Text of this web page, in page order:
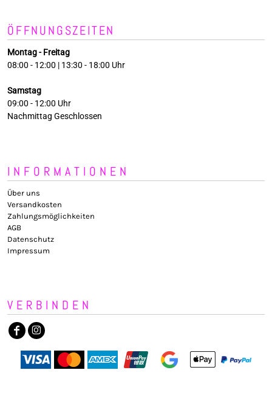
ÖFFNUNGSZEITEN
Montag - Freitag
08:00 - 12:00 | 13:30 - 18:00 Uhr
Samstag
09:00 - 12:00 Uhr
Nachmittag Geschlossen
INFORMATIONEN
Über uns
Versandkosten
Zahlungsmöglichkeiten
AGB
Datenschutz
Impressum
VERBINDEN